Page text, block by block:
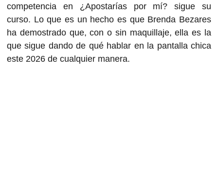
competencia en ¿Apostarías por mí? sigue su
curso. Lo que es un hecho es que Brenda Bezares
ha demostrado que, con o sin maquillaje, ella es la
que sigue dando de qué hablar en la pantalla chica
este 2026 de cualquier manera.